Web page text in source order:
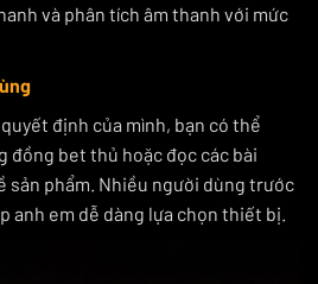
và phân tích âm thanh với mức
định của mình, bạn có thể
đồng bet thủ hoặc đọc các bài
sản phẩm. Nhiều người dùng trước
anh em dễ dàng lựa chọn thiết bị.